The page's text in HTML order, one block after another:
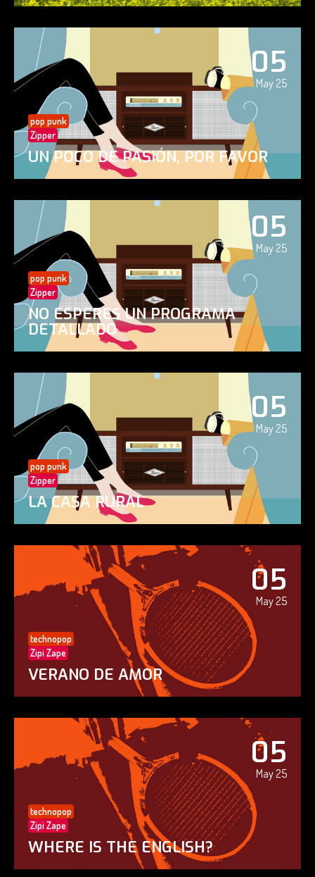
05
May 25
pop punk
Zipper
UN POCO DE PASIÓN, POR FAVOR
05
May 25
pop punk
Zipper
NO ESPERES UN PROGRAMA
DETALLADO
05
May 25
pop punk
Zipper
LA CASA RURAL
05
May 25
technopop
Zipi Zape
VERANO DE AMOR
05
May 25
technopop
Zipi Zape
WHERE IS THE ENGLISH?